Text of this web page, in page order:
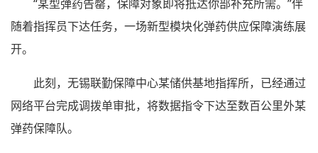
“某型弹药告罄，保障对象即将抵达你部补充所需。”伴
随着指挥员下达任务，一场新型模块化弹药供应保障演练展
开。
此刻，无锡联勤保障中心某储供基地指挥所，已经通过
网络平台完成调拨单审批，将数据指令下达至数百公里外某
弹药保障队。